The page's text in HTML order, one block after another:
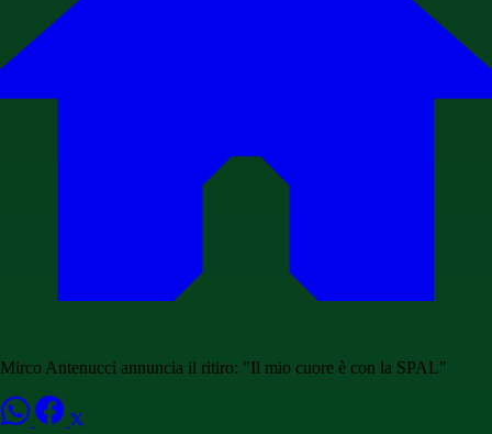
Mirco Antenucci annuncia il ritiro: "Il mio cuore è con la SPAL"